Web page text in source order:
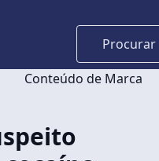
Conteúdo de Marca